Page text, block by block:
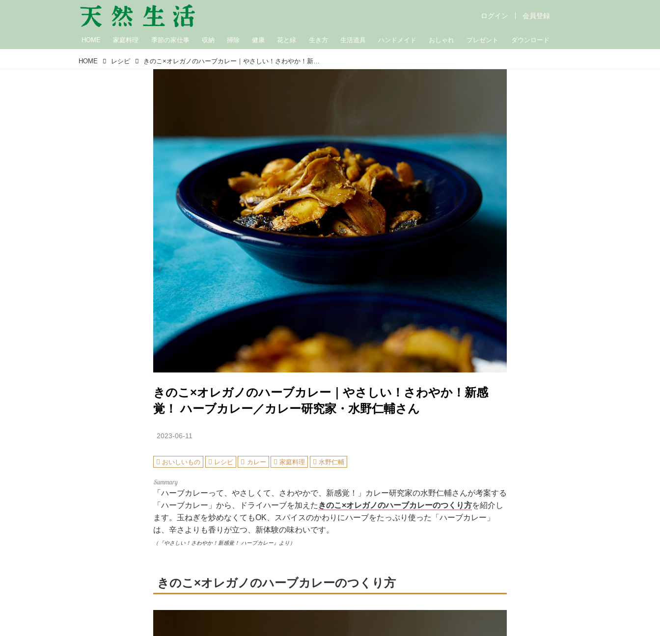
HOME 家庭料理 季節の家仕事 収納 掃除 健康 花と緑 生き方 生活道具 ハンドメイド おしゃれ プレゼント ダウンロード
ログイン 会員登録
HOME レシピ きのこ×オレガノのハーブカレー｜やさしい！さわやか！新感覚！ ハーブカレー／カレー研究家・水野仁輔さん
きのこ×オレガノのハーブカレー｜やさしい！さわやか！新感
覚！ ハーブカレー／カレー研究家・水野仁輔さん
2023-06-11
おいしいもの レシピ カレー 家庭料理 水野仁輔
「ハーブカレーって、やさしくて、さわやかで、新感覚！」カレー研究家の水野仁輔さんが考案する
「ハーブカレー」から、ドライハーブを加えた きのこ×オレガノのハーブカレーのつくり方を紹介し
ます。玉ねぎを炒めなくてもOK、スパイスのかわりにハーブをたっぷり使った「ハーブカレー」
は、辛さよりも香りが立つ、新体験の味わいです。
（『やさしい！さわやか！新感覚！ ハーブカレー』より）
きのこ×オレガノのハーブカレーのつくり方